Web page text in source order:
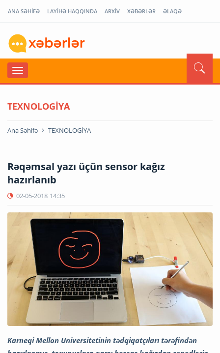
ANA SƏHİFƏ LAYİHƏ HAQQINDA ARXİV XƏBƏRLƏR ƏLAQƏ
TEXNOLOGİYA
Ana Səhifə TEXNOLOGİYA
Rəqəmsal yazı üçün sensor kağız
hazırlanıb
02-05-2018 14:35
Karneqi Mellon Universitetinin tədqiqatçıları tərəfindən